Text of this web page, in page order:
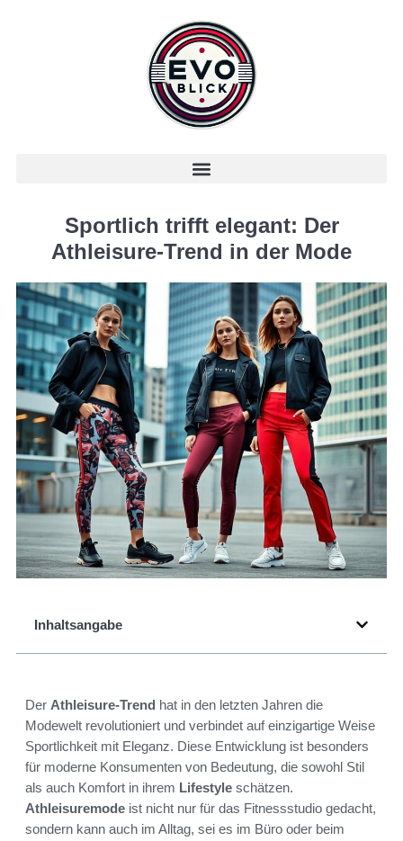
Sportlich trifft elegant: Der
Athleisure-Trend in der Mode
Inhaltsangabe
Der Athleisure-Trend hat in den letzten Jahren die
Modewelt revolutioniert und verbindet auf einzigartige Weise
Sportlichkeit mit Eleganz. Diese Entwicklung ist besonders
für moderne Konsumenten von Bedeutung, die sowohl Stil
als auch Komfort in ihrem Lifestyle schätzen.
Athleisuremode ist nicht nur für das Fitnessstudio gedacht,
sondern kann auch im Alltag, sei es im Büro oder beim